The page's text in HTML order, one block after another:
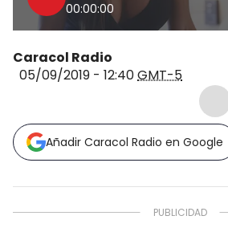
00:00:00
Caracol Radio
05/09/2019 - 12:40GMT-5
Añadir Caracol Radio en Google